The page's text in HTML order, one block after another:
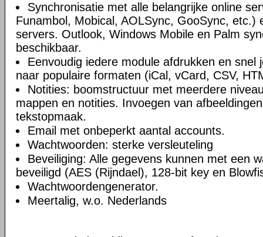
Synchronisatie met alle belangrijke online
Funambol, Mobical, AOLSync, GooSync, etc.)
servers. Outlook, Windows Mobile en Palm
beschikbaar.
Eenvoudig iedere module afdrukken en snel
naar populaire formaten (iCal, vCard, CSV,
Notities: boomstructuur met meerdere
mappen en notities. Invoegen van
tekstopmaak.
Email met onbeperkt aantal accounts.
Wachtwoorden: sterke versleuteling
Beveiliging: Alle gegevens kunnen met een
beveiligd (AES (Rijndael), 128-bit key en
Wachtwoordengenerator.
Meertalig, w.o. Nederlands